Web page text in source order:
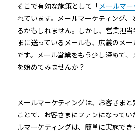
そこで有効な施策として「メールマ
れています。メールマーケティング
るかもしれません。しかし、営業担
まに送っているメールも、広義のメ
です。メール営業をもう少し深めて
を始めてみませんか？
メールマーケティングは、お客さま
ことで、お客さまにファンになって
ルマーケティングは、簡単に実施で